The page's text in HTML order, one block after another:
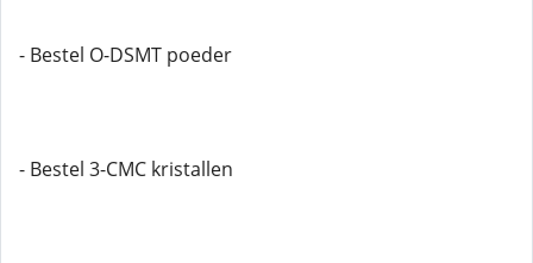
- Bestel O-DSMT poeder
- Bestel 3-CMC kristallen